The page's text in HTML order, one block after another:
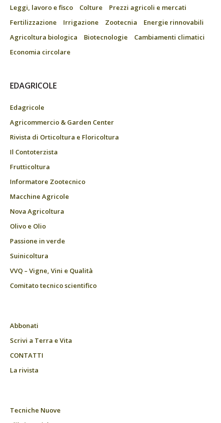
Leggi, lavoro e fisco
Colture
Prezzi agricoli e mercati
Fertilizzazione
Irrigazione Zootecnia
Energie rinnovabili
Agricoltura biologica
Biotecnologie
Cambiamenti climatici
Economia circolare
EDAGRICOLE
Edagricole
Agricommercio & Garden Center
Rivista di Orticoltura e Floricoltura
Il Contoterzista
Frutticoltura
Informatore Zootecnico
Macchine Agricole
Nova Agricoltura
Olivo e Olio
Passione in verde
Suinicoltura
VVQ – Vigne, Vini e Qualità
Comitato tecnico scientifico
Abbonati
Scrivi a Terra e Vita
CONTATTI
La rivista
Tecniche Nuove